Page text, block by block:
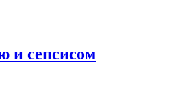
и сепсисом